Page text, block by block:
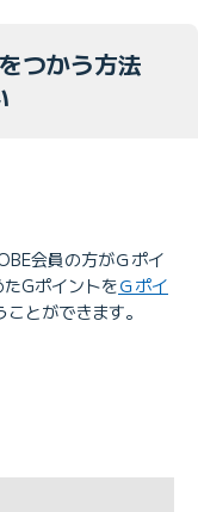
つかう方法
会員の方がＧポイ
GポイントをＧポイ
とができます。